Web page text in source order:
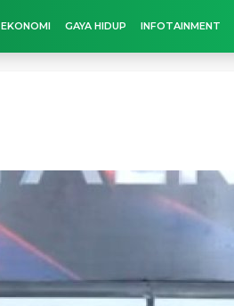
EKONOMI GAYA HIDUP INFOTAINMENT